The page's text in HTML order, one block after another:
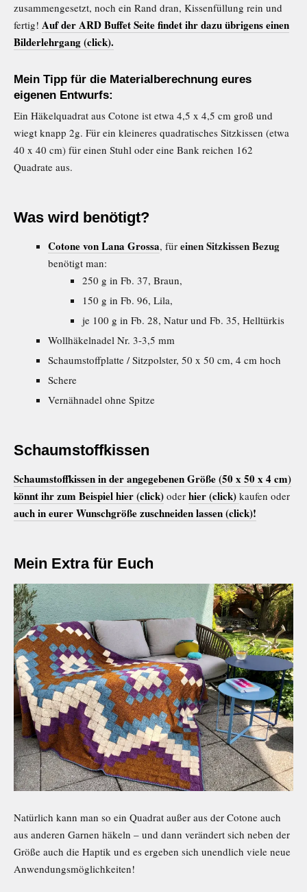
zusammengesetzt, noch ein Rand dran, Kissenfüllung rein und
fertig! Auf der ARD Buffet Seite findet ihr dazu übrigens einen
Bilderlehrgang (click).
Mein Tipp für die Materialberechnung eures
eigenen Entwurfs:
Ein Häkelquadrat aus Cotone ist etwa 4,5 x 4,5 cm groß und
wiegt knapp 2g. Für ein kleineres quadratisches Sitzkissen (etwa
40 x 40 cm) für einen Stuhl oder eine Bank reichen 162
Quadrate aus.
Was wird benötigt?
Cotone von Lana Grossa, für einen Sitzkissen Bezug
benötigt man:
250 g in Fb. 37, Braun,
150 g in Fb. 96, Lila,
je 100 g in Fb. 28, Natur und Fb. 35, Helltürkis
Wollhäkelnadel Nr. 3-3,5 mm
Schaumstoffplatte / Sitzpolster, 50 x 50 cm, 4 cm hoch
Schere
Vernähnadel ohne Spitze
Schaumstoffkissen
Schaumstoffkissen in der angegebenen Größe (50 x 50 x 4 cm)
könnt ihr zum Beispiel hier (click) oder hier (click) kaufen oder
auch in eurer Wunschgröße zuschneiden lassen (click)!
Mein Extra für Euch
Natürlich kann man so ein Quadrat außer aus der Cotone auch
aus anderen Garnen häkeln – und dann verändert sich neben der
Größe auch die Haptik und es ergeben sich unendlich viele neue
Anwendungsmöglichkeiten!